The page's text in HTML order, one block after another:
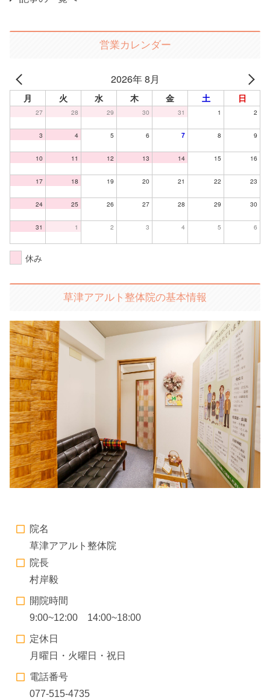
営業カレンダー
2026年 8月
月 火 水 木 金 土 日
27 28 29 30 31 1 2
3 4 5 6 7 8 9
10 11 12 13 14 15 16
17 18 19 20 21 22 23
24 25 26 27 28 29 30
31 1 2 3 4 5 6
休み
草津アアルト整体院の基本情報
院名
草津アアルト整体院
院長
村岸毅
開院時間
9:00~12:00 14:00~18:00
定休日
月曜日・火曜日・祝日
電話番号
077-515-4735